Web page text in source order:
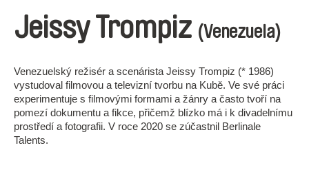
Jeissy Trompiz (Venezuela)
Venezuelský režisér a scenárista Jeissy Trompiz (* 1986)
vystudoval filmovou a televizní tvorbu na Kubě. Ve své práci
experimentuje s filmovými formami a žánry a často tvoří na
pomezí dokumentu a fikce, přičemž blízko má i k divadelnímu
prostředí a fotografii. V roce 2020 se zúčastnil Berlinale
Talents.